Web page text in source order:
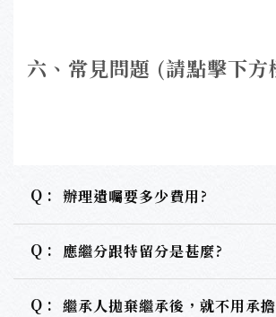
六 、常見問題 (請點擊下方
Q : 辦理遺囑要多少費用?
Q : 應繼分跟特留分是甚麼?
Q : 繼承人拋棄繼承後，就不用承